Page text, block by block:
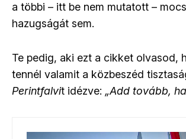
a többi – itt be nem mutatott –
hazugságát sem.
Te pedig, aki ezt a cikket olvasod,
tennél valamit a közbeszéd
Perintfalvit idézve: „Add tovább,